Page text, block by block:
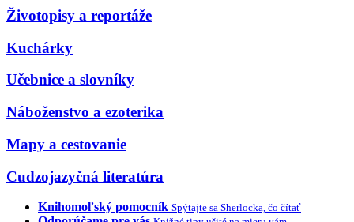
Životopisy a reportáže
Kuchárky
Učebnice a slovníky
Náboženstvo a ezoterika
Mapy a cestovanie
Cudzojazyčná literatúra
Knihomoľský pomocník Spýtajte sa Sherlocka, čo čítať